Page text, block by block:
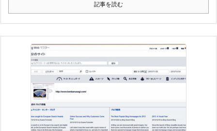
記事を読む